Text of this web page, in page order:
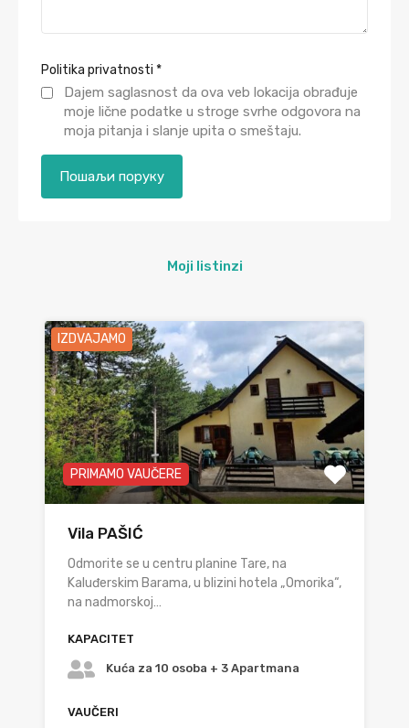
Politika privatnosti *
Dajem saglasnost da ova veb lokacija obrađuje
moje lične podatke u stroge svrhe odgovora na
moja pitanja i slanje upita o smeštaju.
Moji listinzi
IZDVAJAMO
PRIMAMO VAUČERE
Vila PAŠIĆ
Odmorite se u centru planine Tare, na
Kaluđerskim Barama, u blizini hotela „Omorika“,
na nadmorskoj…
KAPACITET
Kuća za 10 osoba + 3 Apartmana
VAUČERI